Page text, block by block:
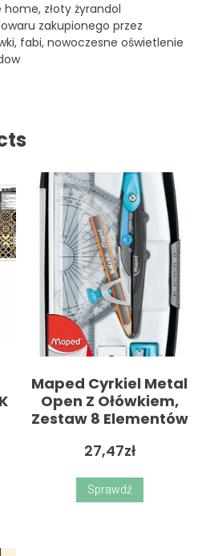
złoty żyrandol
zakupionego przez
fabi, nowoczesne oświetlenie
Maped Cyrkiel Metal
Open Z Ołówkiem,
Zestaw 8 Elementów
27,47zł
Sprawdź